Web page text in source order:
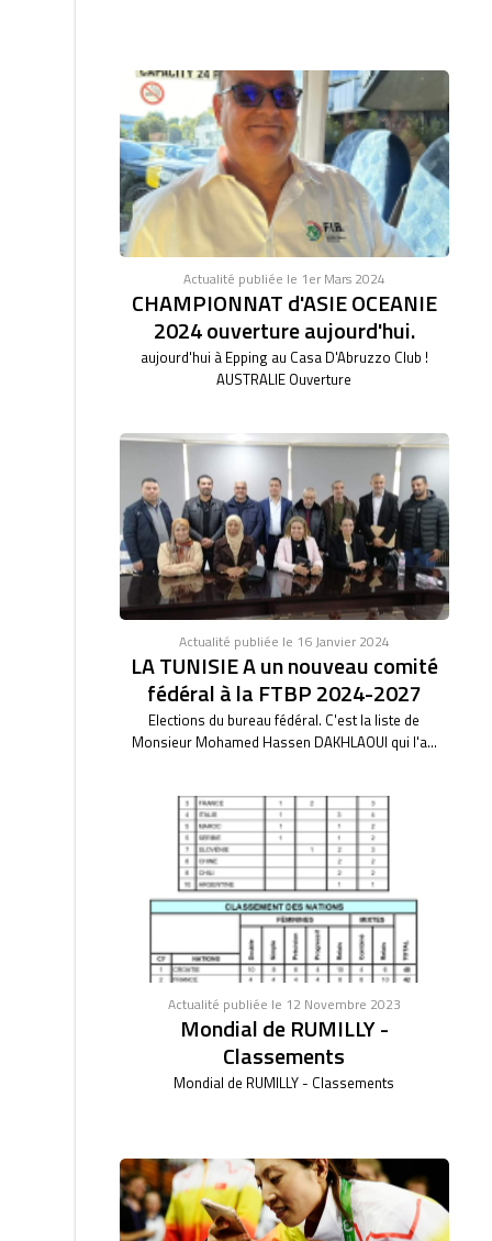
Actualité publiée le 1er Mars 2024
CHAMPIONNAT d'ASIE OCEANIE
2024 ouverture aujourd'hui.
aujourd'hui à Epping au Casa D'Abruzzo Club !
AUSTRALIE Ouverture
Actualité publiée le 16 Janvier 2024
LA TUNISIE A un nouveau comité
fédéral à la FTBP 2024-2027
Elections du bureau fédéral. C'est la liste de
Monsieur Mohamed Hassen DAKHLAOUI qui l'a...
Actualité publiée le 12 Novembre 2023
Mondial de RUMILLY -
Classements
Mondial de RUMILLY - Classements